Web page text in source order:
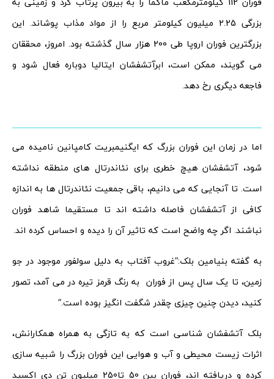
بزرگی 2.25 میلیون کیلومتر مربع را از مواد مذاب پوشاند. این
بزرگترین فوران اروپا طی 200 هزار سال گذشته بود. امروز، محققان
می گویند، ممکن است، ابرآتشفشان ایتالیا دوباره فعال شود و
فاجعه دیگری رخ دهد.
اما در زمان این فوران بزرگ که ایگنیمبریت کامپانین نامیده می
شود، آتشفشان هیچ خطری برای نئاندرتال های منطقه نداشته
است. تا آنجایی که می دانیم، باقی جمعیت نئاندرتال ها به اندازه
کافی از آتشفشان فاصله داشته اند تا مستقیما شاهد فوران
نباشند. اگر چه واضح است که تاثیر آن را دیده و احساس کرده اند.
به گفته بنیامین بلک:”غروب آفتاب به دلیل سولفور موجود در جو
زمین، تا یک سال پس از فوران به رنگ قرمز تیره در می آمد، تصور
کنید، دیدن چنین چیزی چقدر شگفت انگیز بوده است.”
بلک آتشفشان شناسی است که به تازگی به همراه همکارانش،
اثرات زیست محیطی و آب و هوایی این فوران بزرگ را شبیه سازی
کرده و دریافته اند، فوران بین 50 تا250 میلیون تن دی اکسید